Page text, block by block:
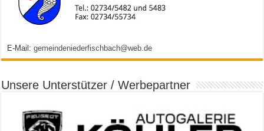
E-Mail:gemeindeniederfischbach@web.de
Unsere Unterstützer / Werbepartner